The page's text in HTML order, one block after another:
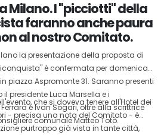
Milano. I "picciotti" della
faranno anche paura
al nostro Comitato.
la presentazione della proposta di
è confermata per domenica
piazza Aspromonte 31. Saranno presenti
presidente Luca Marsella e i
e Ivan Sogari, oltre alla scrittrice
comunale Matteo Totò.
che si doveva tenere all'Hotel dei
- precisa una nota del Comitato - è
purtroppo già vista in tante città,